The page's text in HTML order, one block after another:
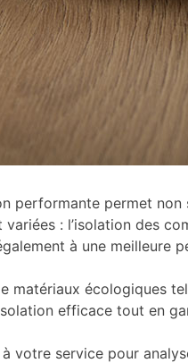
performante permet
variées : l’isolation des
à une meilleure
matériaux écologiques
efficace tout en
votre service pour